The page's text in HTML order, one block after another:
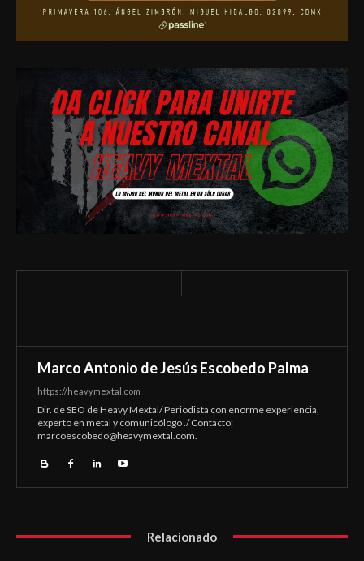
Marco Antonio de Jesús Escobedo Palma
https://heavymextal.com
Dir. de SEO de Heavy Mextal/ Periodista con enorme experiencia,
experto en metal y comunicólogo ./ Contacto:
marcoescobedo@heavymextal.com
Relacionado